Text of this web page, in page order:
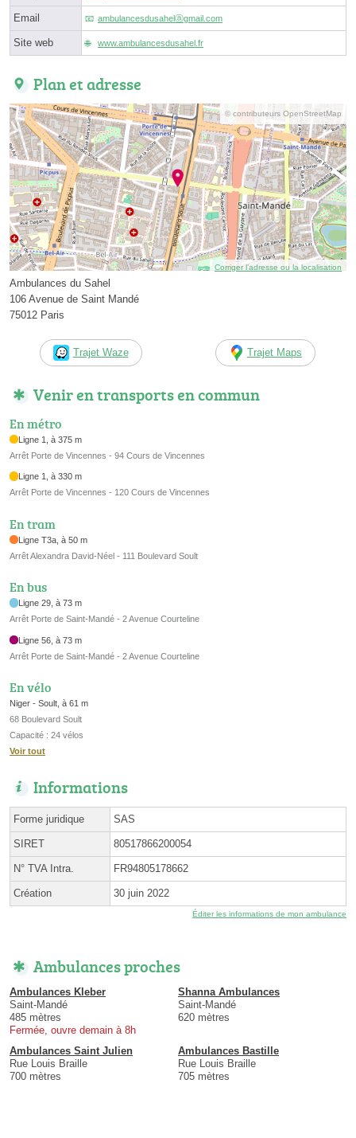
Email ambulancesdusahelⓐgmail.com
Site web www.ambulancesdusahel.fr
Plan et adresse
© contributeurs OpenStreetMap
Corriger l’adresse ou la localisation
Ambulances du Sahel
106 Avenue de Saint Mandé
75012 Paris
Trajet Waze Trajet Maps
Venir en transports en commun
En métro
Ligne 1, à 375 m
Arrêt Porte de Vincennes - 94 Cours de Vincennes
Ligne 1, à 330 m
Arrêt Porte de Vincennes - 120 Cours de Vincennes
En tram
Ligne T3a, à 50 m
Arrêt Alexandra David-Néel - 111 Boulevard Soult
En bus
Ligne 29, à 73 m
Arrêt Porte de Saint-Mandé - 2 Avenue Courteline
Ligne 56, à 73 m
Arrêt Porte de Saint-Mandé - 2 Avenue Courteline
En vélo
Niger - Soult, à 61 m
68 Boulevard Soult
Capacité : 24 vélos
Voir tout
Informations
Forme juridique SAS
SIRET 80517866200054
N° TVA Intra. FR94805178662
Création 30 juin 2022
Éditer les informations de mon ambulance
Ambulances proches
Ambulances Kleber
Saint-Mandé
485 mètres
Fermée, ouvre demain à 8h
Shanna Ambulances
Saint-Mandé
620 mètres
Ambulances Saint Julien
Rue Louis Braille
700 mètres
Ambulances Bastille
Rue Louis Braille
705 mètres